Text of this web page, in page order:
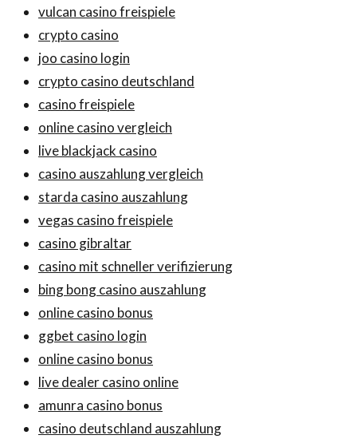
vulcan casino freispiele
crypto casino
joo casino login
crypto casino deutschland
casino freispiele
online casino vergleich
live blackjack casino
casino auszahlung vergleich
starda casino auszahlung
vegas casino freispiele
casino gibraltar
casino mit schneller verifizierung
bing bong casino auszahlung
online casino bonus
ggbet casino login
online casino bonus
live dealer casino online
amunra casino bonus
casino deutschland auszahlung